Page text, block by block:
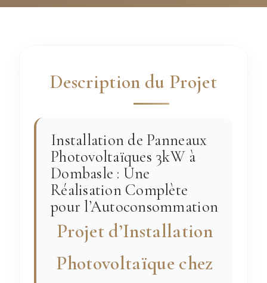
Description du Projet
Installation de Panneaux
Photovoltaïques 3kW à
Dombasle : Une
Réalisation Complète
pour l’Autoconsommation
Projet d’Installation
Photovoltaïque chez